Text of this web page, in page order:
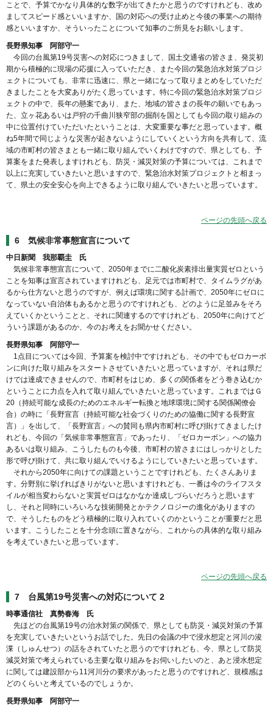
ことで、予算でかなり具体的な数字が出てきたかと思うのですけれども、改め
ましてスピード感といいますか、国の対応への受け止めと今後の事業への期待
感といいますか、そういったことについて知事のご所見をお願いします。
長野県知事 阿部守一
今回の台風第19号災害への対応につきまして、国土交通省の皆さま、発災初
期から積極的に現場の応援に入っていただき、また今回の緊急治水対策プロジ
ェクトについても、非常に迅速に、県と一緒になって取りまとめをしていただ
きましたことを大変ありがたく思っています。特に今回の緊急治水対策プロジ
ェクトの中で、長年の懸案であり、また、地域の皆さまの長年の願いでもあっ
た、立ヶ花あるいは戸狩の千曲川狭窄部の掘削を国としても今回の取り組みの
中に位置付けていただいたということは、大変重要な事だと思っています。概
ね5年間で同じような災害が起きないようにしていくという方向を共有して、流
域の市町村の皆さまとも一緒に取り組んでいくわけですので、県としても、予
算案をまた発表しますけれども、防災・減災対策の予算については、これまで
以上に充実していきたいと思いますので、緊急治水対策プロジェクトと相まっ
て、県土の安全安心を向上できるように取り組んでいきたいと思っています。
ページの先頭へ戻る
6 気候非常事態宣言について
中日新聞 我那覇圭 氏
気候非常事態宣言について、2050年までに二酸化炭素排出量実質ゼロという
ことを知事は宣言されていますけれども、足元では市町村で、タイムラグがあ
るから仕方ないと思うのですが、例えば環境に関する計画で、2050年にゼロに
なっていない自治体もあるかと思うのですけれども、どのように足並みをそろ
えていくかということと、それに関連するのですけれども、2050年に向けてど
ういう課題があるのか、今のお考えをお聞かせください。
長野県知事 阿部守一
1点目については今回、予算案を検討中ですけれども、その中でもゼロカーボ
ンに向けた取り組みをスタートさせていきたいと思っていますが、それは県だ
けでは達成できませんので、市町村をはじめ、多くの関係者をどう巻き込むか
ということに力点を入れて取り組んでいきたいと思っています。これまではＧ
20（持続可能な成長のためのエネルギー転換と地球環境に関する関係閣僚会
合）の時に「長野宣言（持続可能な社会づくりのための協働に関する⻑野宣
⾔）」を出して、「長野宣言」への賛同も県内市町村に呼び掛けてきましたけ
れども、今回の「気候非常事態宣言」であったり、「ゼロカーボン」への協力
あるいは取り組み、こうしたものも今後、市町村の皆さまにはしっかりとした
形で呼び掛けて、共に取り組んでいけるようにしていきたいと思っています。
それから2050年に向けての課題ということですけれども、たくさんありま
す。分野別に挙げればきりがないと思いますけれども、一番は今のライフスタ
イルが相当変わらないと実質ゼロはなかなか達成しづらいだろうと思います
し、それと同時にいろいろな技術開発とかテクノロジーの進化がありますの
で、そうしたものをどう積極的に取り入れていくのかということが重要だと思
います。こうしたことを十分念頭に置きながら、これからの具体的な取り組み
を考えていきたいと思っています。
ページの先頭へ戻る
7 台風第19号災害への対応について 2
時事通信社 真勢春海 氏
先ほどの台風第19号の治水対策の関係で、県としても防災・減災対策の予算
を充実していきたいというお話でした。先日の会議の中で浸水想定と河川の浚
渫（しゅんせつ）の話をされていたと思うのですけれども、今、県として防災
減災対策で考えられている主要な取り組みをお伺いしたいのと、あと浸水想定
に関しては建設部から11河川分の要求があったと思うのですけれど、規模感は
どのくらいと考えているのでしょうか。
長野県知事 阿部守一